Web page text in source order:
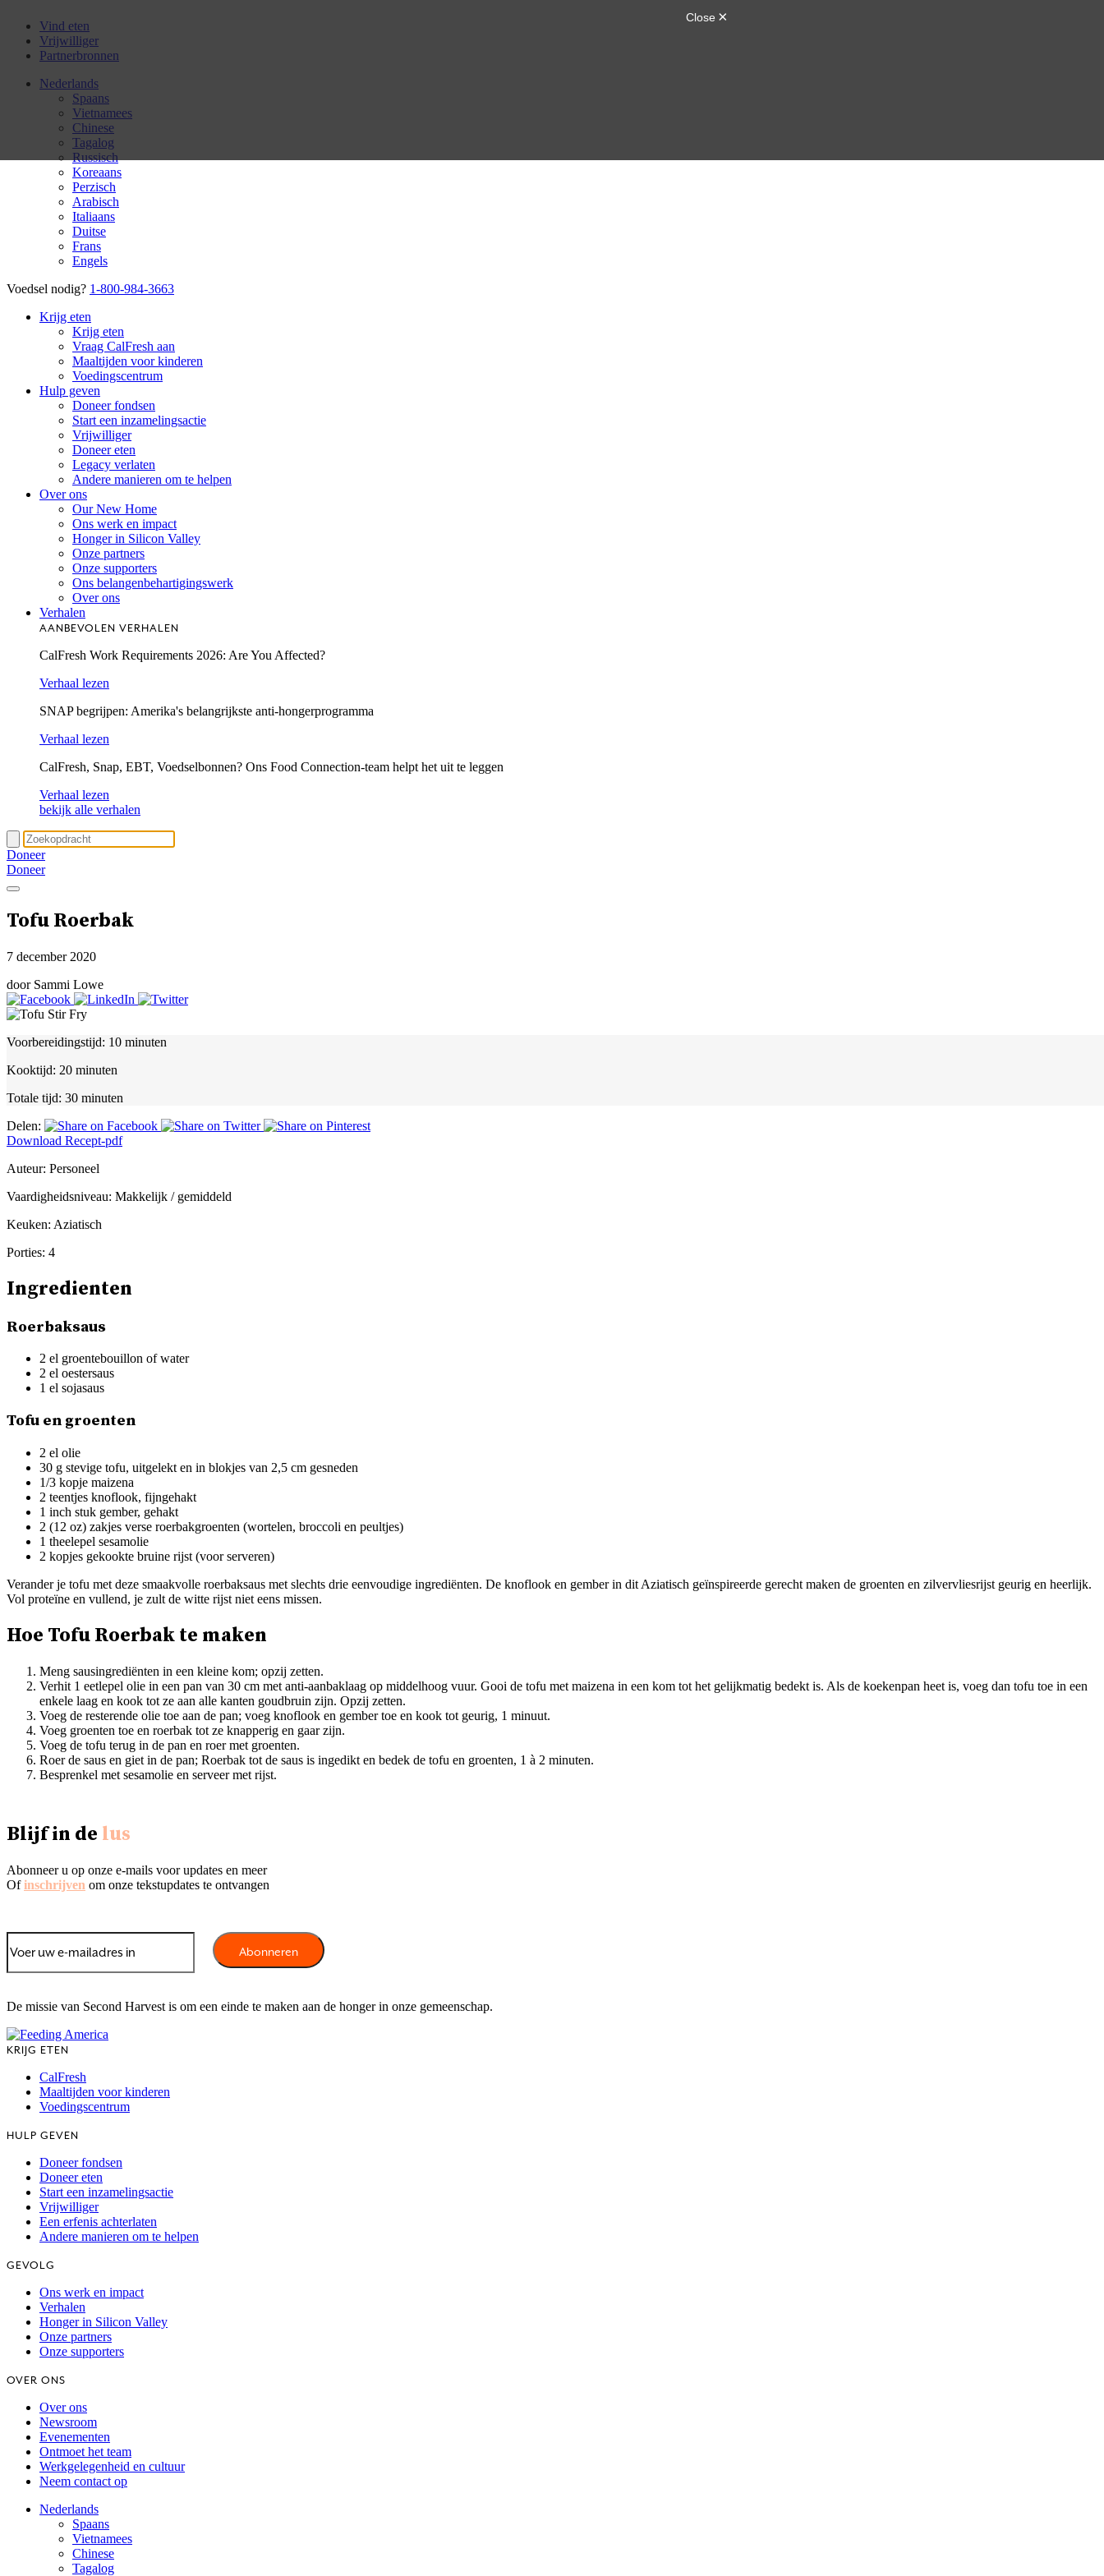
Vind eten
Vrijwilliger
Partnerbronnen
Nederlands
Spaans
Vietnamees
Chinese
Tagalog
Russisch
Koreaans
Perzisch
Arabisch
Italiaans
Duitse
Frans
Engels
Voedsel nodig? 1-800-984-3663
Krijg eten
Krijg eten
Vraag CalFresh aan
Maaltijden voor kinderen
Voedingscentrum
Hulp geven
Doneer fondsen
Start een inzamelingsactie
Vrijwilliger
Doneer eten
Legacy verlaten
Andere manieren om te helpen
Over ons
Our New Home
Ons werk en impact
Honger in Silicon Valley
Onze partners
Onze supporters
Ons belangenbehartigingswerk
Over ons
Verhalen
AANBEVOLEN VERHALEN
CalFresh Work Requirements 2026: Are You Affected?
Verhaal lezen
SNAP begrijpen: Amerika's belangrijkste anti-hongerprogramma
Verhaal lezen
CalFresh, Snap, EBT, Voedselbonnen? Ons Food Connection-team helpt het uit te leggen
Verhaal lezen
bekijk alle verhalen
Doneer
Doneer
Tofu Roerbak
7 december 2020
door Sammi Lowe
Voorbereidingstijd: 10 minuten
Kooktijd: 20 minuten
Totale tijd: 30 minuten
Delen:
Download Recept-pdf
Auteur: Personeel
Vaardigheidsniveau: Makkelijk / gemiddeld
Keuken: Aziatisch
Porties: 4
Ingredienten
Roerbaksaus
2 el groentebouillon of water
2 el oestersaus
1 el sojasaus
Tofu en groenten
2 el olie
30 g stevige tofu, uitgelekt en in blokjes van 2,5 cm gesneden
1/3 kopje maizena
2 teentjes knoflook, fijngehakt
1 inch stuk gember, gehakt
2 (12 oz) zakjes verse roerbakgroenten (wortelen, broccoli en peultjes)
1 theelepel sesamolie
2 kopjes gekookte bruine rijst (voor serveren)
Verander je tofu met deze smaakvolle roerbaksaus met slechts drie eenvoudige ingrediënten. De knoflook en gember in dit Aziatisch geïnspireerde gerecht maken de groenten en zilvervliesrijst geurig en heerlijk.
Vol proteïne en vullend, je zult de witte rijst niet eens missen.
Hoe Tofu Roerbak te maken
Meng sausingrediënten in een kleine kom; opzij zetten.
Verhit 1 eetlepel olie in een pan van 30 cm met anti-aanbaklaag op middelhoog vuur. Gooi de tofu met maizena in een kom tot het gelijkmatig bedekt is. Als de koekenpan heet is, voeg dan tofu toe in een
enkele laag en kook tot ze aan alle kanten goudbruin zijn. Opzij zetten.
Voeg de resterende olie toe aan de pan; voeg knoflook en gember toe en kook tot geurig, 1 minuut.
Voeg groenten toe en roerbak tot ze knapperig en gaar zijn.
Voeg de tofu terug in de pan en roer met groenten.
Roer de saus en giet in de pan; Roerbak tot de saus is ingedikt en bedek de tofu en groenten, 1 à 2 minuten.
Besprenkel met sesamolie en serveer met rijst.
Blijf in de lus
Abonneer u op onze e-mails voor updates en meer
Ofinschrijven om onze tekstupdates te ontvangen
De missie van Second Harvest is om een einde te maken aan de honger in onze gemeenschap.
KRIJG ETEN
CalFresh
Maaltijden voor kinderen
Voedingscentrum
HULP GEVEN
Doneer fondsen
Doneer eten
Start een inzamelingsactie
Vrijwilliger
Een erfenis achterlaten
Andere manieren om te helpen
GEVOLG
Ons werk en impact
Verhalen
Honger in Silicon Valley
Onze partners
Onze supporters
OVER ONS
Over ons
Newsroom
Evenementen
Ontmoet het team
Werkgelegenheid en cultuur
Neem contact op
Nederlands
Spaans
Vietnamees
Chinese
Tagalog